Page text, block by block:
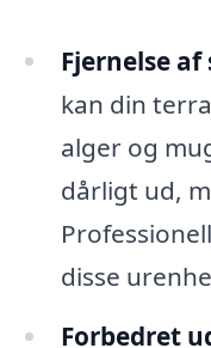
Fjernelse af
kan din
alger og
dårligt ud,
disse
Forbedret